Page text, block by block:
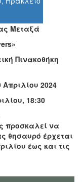
Μεταξά
Πινακοθήκη
Απριλίου 2024
18:30
προσκαλεί να
θησαυρό έρχεται
έως και τις